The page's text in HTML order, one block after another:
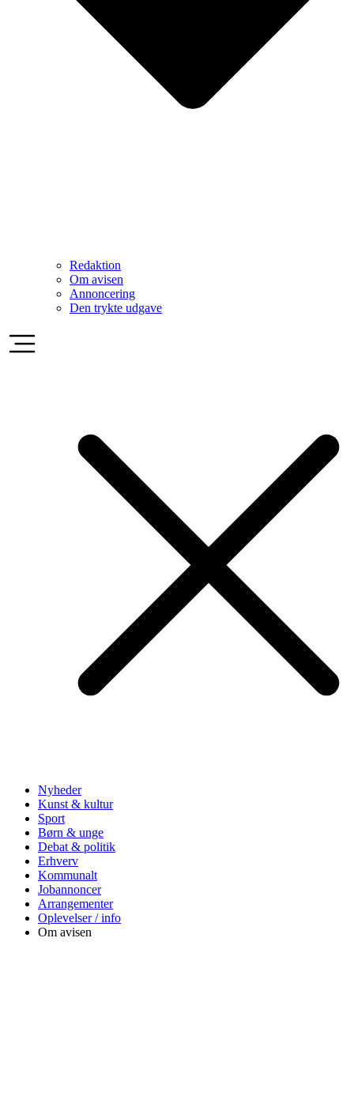
Redaktion
Om avisen
Annoncering
Den trykte udgave
Nyheder
Kunst & kultur
Sport
Børn & unge
Debat & politik
Erhverv
Kommunalt
Jobannoncer
Arrangementer
Oplevelser / info
Om avisen